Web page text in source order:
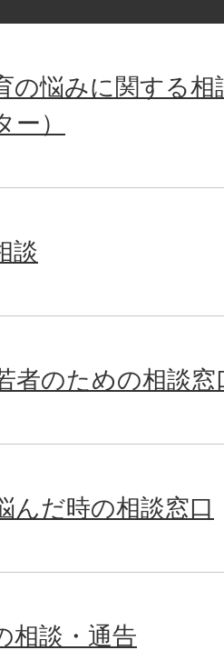
の悩みに関する相
）
談
者のための相談窓
んだ時の相談窓口
相談・通告